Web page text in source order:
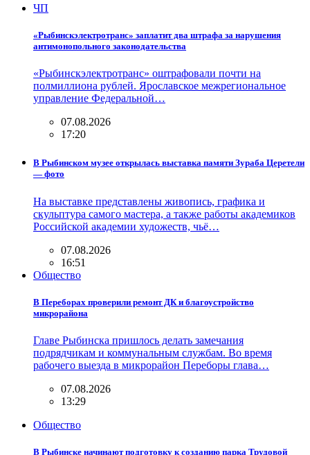
ЧП
«Рыбинскэлектротранс» заплатит два штрафа за нарушения
антимонопольного законодательства
«Рыбинскэлектротранс» оштрафовали почти на
полмиллиона рублей. Ярославское межрегиональное
управление Федеральной…
07.08.2026
17:20
В Рыбинском музее открылась выставка памяти Зураба Церетели
— фото
На выставке представлены живопись, графика и
скульптура самого мастера, а также работы академиков
Российской академии художеств, чьё…
07.08.2026
16:51
Общество
В Переборах проверили ремонт ДК и благоустройство
микрорайона
Главе Рыбинска пришлось делать замечания
подрядчикам и коммунальным службам. Во время
рабочего выезда в микрорайон Переборы глава…
07.08.2026
13:29
Общество
В Рыбинске начинают подготовку к созданию парка Трудовой